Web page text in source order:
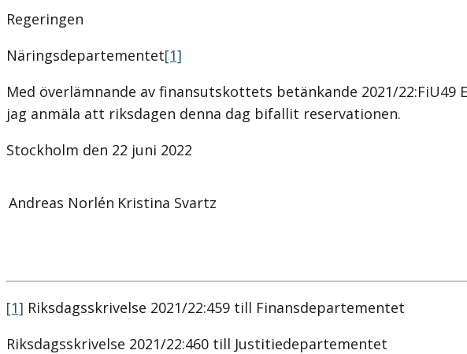
Regeringen
Näringsdepartementet[1]
Med överlämnande av finansutskottets betänkande 2021/
jag anmäla att riksdagen denna dag bifallit reservationen.
Stockholm den 22 juni 2022
Andreas Norlén Kristina Svartz
[1] Riksdagsskrivelse 2021/22:459 till Finansdepartementet
Riksdagsskrivelse 2021/22:460 till Justitiedepartementet